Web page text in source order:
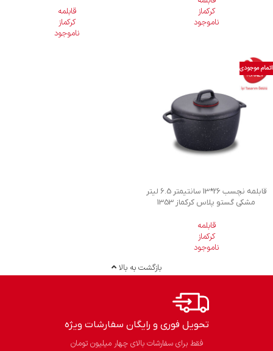
کرکماز
ناموجود
قابلمه
کرکماز
ناموجود
اتمام موجودی
قابلمه نچسب 26*13 سانتیمتر 6.5 لیتر
مشکی گستو پلاس کرکماز 1353
قابلمه
کرکماز
ناموجود
بازگشت به بالا
تحویل فوری و رایگان سفارشات ویژه
فقط برای سفارشات بالای چهار میلیون تومان